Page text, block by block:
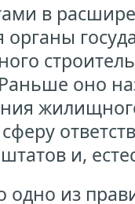
в
оно
и,
одно из